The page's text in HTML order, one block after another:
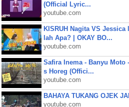
(Official Lyric...
youtube.com
KISRUH Nagita VS Jessica
lah Apa? | OKAY BO...
youtube.com
Safira Inema - Banyu Moto
s Horeg (Offici...
youtube.com
BAHAYA TUKANG OJEK
youtube.com